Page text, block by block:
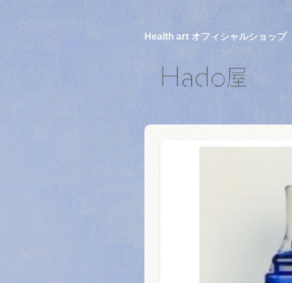
Health art オフィシャルショップ